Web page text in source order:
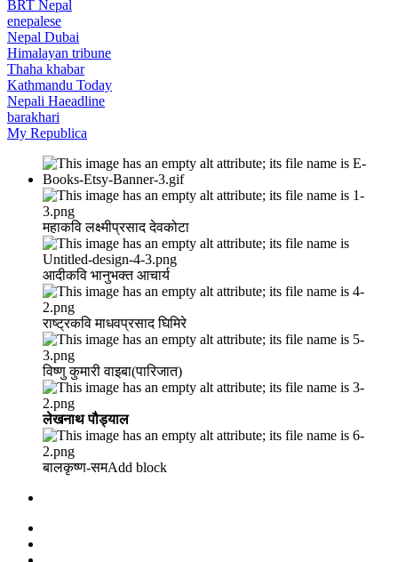
BRT Nepal
enepalese
Nepal Dubai
Himalayan tribune
Thaha khabar
Kathmandu Today
Nepali Haeadline
barakhari
My Republica
महाकवि लक्ष्मीप्रसाद देवकोटा
आदीकवि भानुभक्त आचार्य
राष्ट्रकवि माधवप्रसाद घिमिरे
विष्णु कुमारी वाइबा(पारिजात)
लेखनाथ पौड्याल
बालकृष्ण-सम Add block